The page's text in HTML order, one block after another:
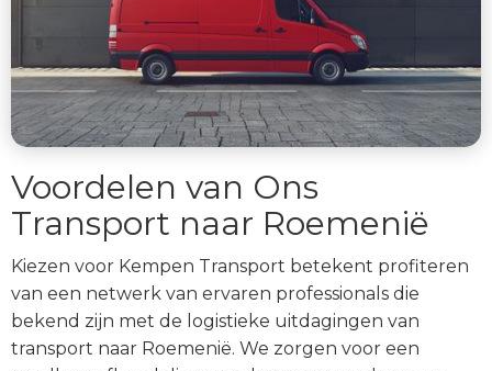
Voordelen van Ons
Transport naar Roemenië
Kiezen voor Kempen Transport betekent profiteren
van een netwerk van ervaren professionals die
bekend zijn met de logistieke uitdagingen van
transport naar Roemenië. We zorgen voor een